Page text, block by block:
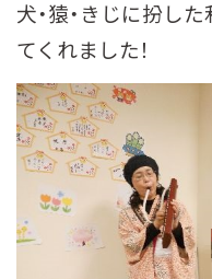
犬・猿・きじに扮し
てくれました！